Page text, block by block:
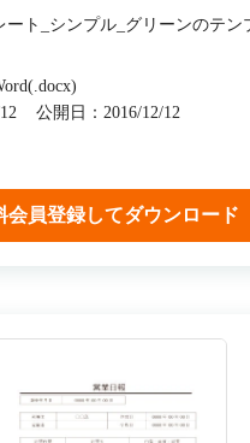
ート_シンプル_グリーンのテン
公開日：2016/12/12
会員登録してダウンロード